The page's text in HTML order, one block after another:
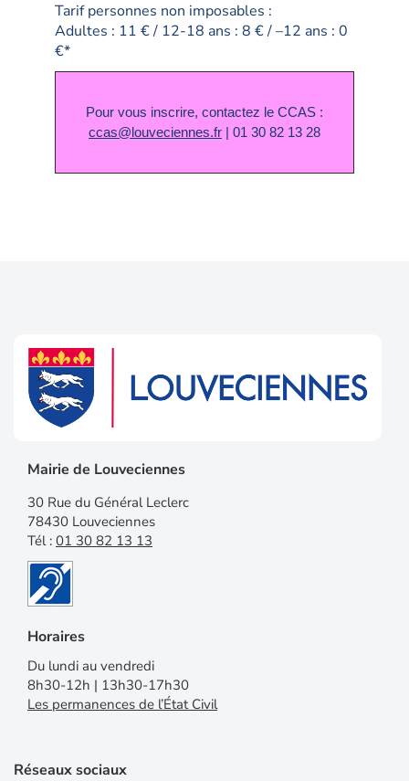
Tarif personnes non imposables :
Adultes : 11 € / 12-18 ans : 8 € / –12 ans : 0
€*
Pour vous inscrire, contactez le CCAS :
ccas@louveciennes.fr | 01 30 82 13 28
Mairie de Louveciennes
30 Rue du Général Leclerc
78430 Louveciennes
Tél : 01 30 82 13 13
Horaires
Du lundi au vendredi
8h30-12h | 13h30-17h30
Les permanences de l’État Civil
Réseaux sociaux